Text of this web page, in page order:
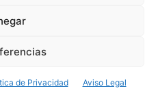
de Privacidad Aviso Legal